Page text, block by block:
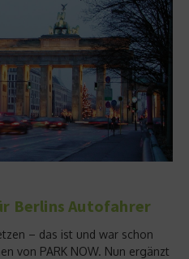
Berlins Autofahrer
– das ist und war schon
von PARK NOW. Nun ergänzt